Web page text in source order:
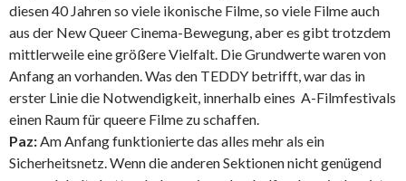
diesen 40 Jahren so viele ikonische Filme, so viele Filme auch
aus der New Queer Cinema-Bewegung, aber es gibt trotzdem
mittlerweile eine größere Vielfalt. Die Grundwerte waren von
Anfang an vorhanden. Was den TEDDY betrifft, war das in
erster Linie die Notwendigkeit, innerhalb eines A-Filmfestivals
einen Raum für queere Filme zu schaffen.
Paz: Am Anfang funktionierte das alles mehr als ein
Sicherheitsnetz. Wenn die anderen Sektionen nicht genügend